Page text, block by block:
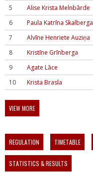
5
Alise Krista Melnbārde
6
Paula Katrīna Skalberga
7
Alvīne Henriete Auziņa
8
Kristīne Grīnberga
9
Agate Lāce
10
Krista Brasla
VIEW MORE
REGULATION TIMETABLE
STATISTICS & RESULTS